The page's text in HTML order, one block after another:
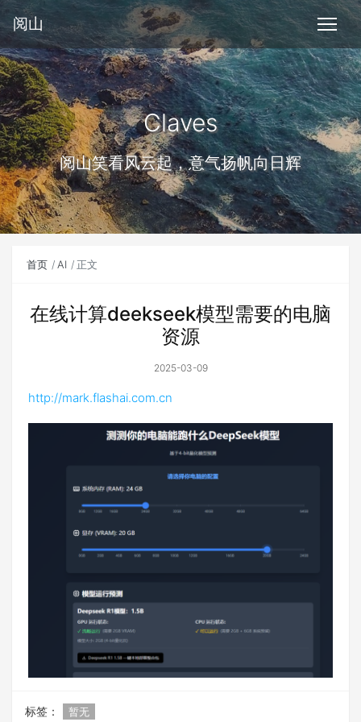
阅山
Claves
阅山笑看风云起，意气扬帆向日辉
首页 AI 正文
在线计算deekseek模型需要的电脑
资源
2025-03-09
http://mark.flashai.com.cn
标签： 暂无